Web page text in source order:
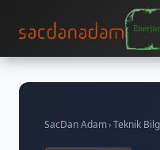
SacDan Adam›Teknik